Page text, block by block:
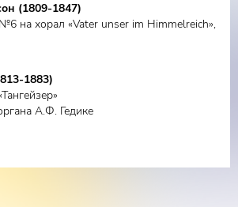
(1809-1847)
на хорал «Vater unser im Himmelreich»,
1883)
А.Ф. Гедике